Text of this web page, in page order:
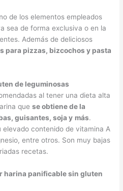
de los elementos empleados
sea de forma exclusiva o en la
Además de deliciosos
para pizzas, bizcochos y pasta
de leguminosas
al tener una dieta alta
quese obtiene de la
guisantes, soja y más.
elevado contenido de vitamina A
entre otros. Son muy bajas
recetas.
harina panificable sin gluten